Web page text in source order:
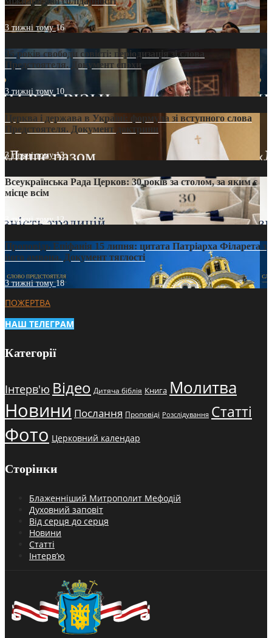
3 тижні тому16
35 років свободи совісті: періодизація зі слова
Предстоятеля. Документ епохи
3 тижні тому 10
Церква і держава в Україні: формула зі вступного слова
Предстоятеля. Документ доктрини
3 тижні тому13
Всеукраїнська Рада Церков: 30 років за столом, за яким є
місце всім
3 тижні тому12
Проповідь Епіфанія 15 липня: цитата Патріарха Філарета з
його амвона. Документ тяглості
3 тижні тому18
ПОЖЕРТВА
НАШ ТЕЛЕГРАМ
Категорії
Інтерв'ю Відео Дитяча біблія Книга Молитва
Новини Послання Проповіді Розслідування Статті
Фото Церковний календар
Сторінки
Блаженніший Митрополит Мефодій
Духовний заповіт
Від серця до серця
Новини
Статті
Інтерв’ю